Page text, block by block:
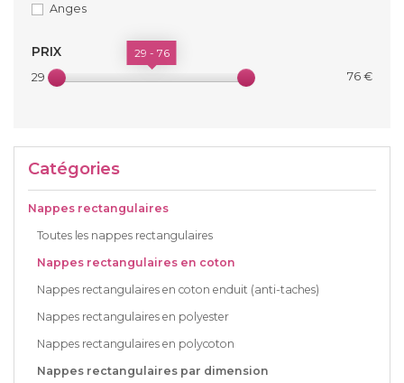
Anges
PRIX
29 € 76 €
29 - 76
Catégories
Nappes rectangulaires
Toutes les nappes rectangulaires
Nappes rectangulaires en coton
Nappes rectangulaires en coton enduit (anti-taches)
Nappes rectangulaires en polyester
Nappes rectangulaires en polycoton
Nappes rectangulaires par dimension